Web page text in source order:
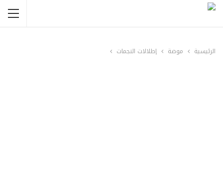
الرئيسية موضة إطلالات النجمات